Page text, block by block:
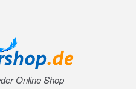
Online Shop